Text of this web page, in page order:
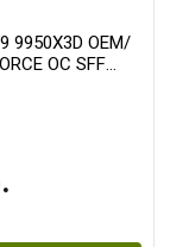
9950X3D OEM/
OC SFF